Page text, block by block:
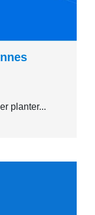
planter...